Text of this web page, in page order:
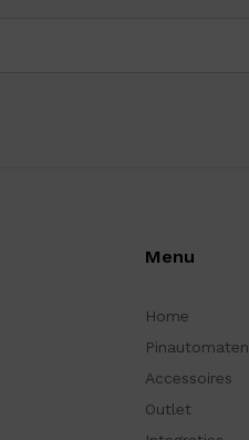
Menu
Home
Pinautomaten
Accessoires
Outlet